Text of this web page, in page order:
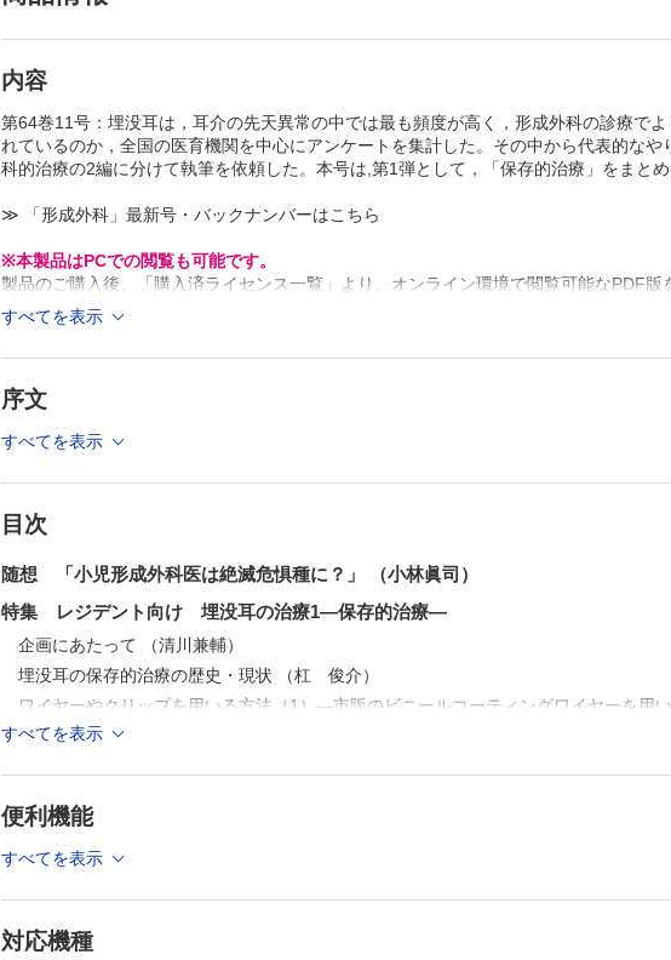
連載：短編小説で綴る論文探訪 たんろんたん
糖尿病性末梢神経障害を有する患者における足潰瘍再発生因
討 （井野 康ほか）
症例
か）
ほか）
内容
第64巻11号：埋没耳は，耳介の先天異常の中では最も頻度が高く，形成外科の診療で
れているのか，全国の医育機関を中心にアンケートを集計した。その中から代表的な
科的治療の2編に分けて執筆を依頼した。本号は,第1弾として，「保存的治療」をまと
≫ 「形成外科」最新号・バックナンバーはこちら
※本製品はPCでの閲覧も可能です。
製品のご購入後、「購入済ライセンス一覧」より、オンライン環境で閲覧可能なPDF版
推奨ブラウザ： Firefox 最新版 / Google Chrome 最新版 / Safari 最新版
すべてを表示
序文
すべてを表示
目次
随想 「小児形成外科医は絶滅危惧種に？」 （小林眞司）
特集 レジデント向け 埋没耳の治療1―保存的治療―
企画にあたって （清川兼輔）
埋没耳の保存的治療の歴史・現状 （杠 俊介）
ワイヤーやクリップを用いる方法（1）―市販のビニールコーティングワイヤーを用
ワイヤーやクリップを用いる方法（2）―市販のビニール被覆付きアルミ線を用いる
既存の製品を利用する方法（2）―デュオアクティブ(R)CGF を用いる方法― （塗 隆
既存の製品を利用する方法（3）―イヤーパティを用いる方法― （大守 誠ほか）
症例ごとに独自の装具を作製する方法（3）―装具会社によるオーダーメイドの装具
すべてを表示
便利機能
すべてを表示
対応機種